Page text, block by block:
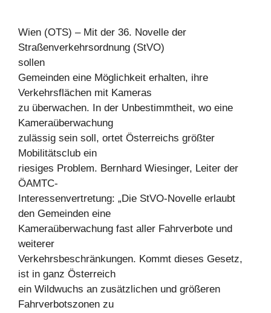
Wien (OTS) – Mit der 36. Novelle der
Straßenverkehrsordnung (StVO)
sollen
Gemeinden eine Möglichkeit erhalten, ihre
Verkehrsflächen mit Kameras
zu überwachen. In der Unbestimmtheit, wo eine
Kameraüberwachung
zulässig sein soll, ortet Österreichs größter
Mobilitätsclub ein
riesiges Problem. Bernhard Wiesinger, Leiter der
ÖAMTC-
Interessenvertretung: „Die StVO-Novelle erlaubt
den Gemeinden eine
Kameraüberwachung fast aller Fahrverbote und
weiterer
Verkehrsbeschränkungen. Kommt dieses Gesetz,
ist in ganz Österreich
ein Wildwuchs an zusätzlichen und größeren
Fahrverbotszonen zu